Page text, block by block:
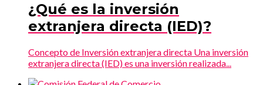
¿Qué es la inversión
extranjera directa (IED)?
Concepto de Inversión extranjera directa Una inversión
extranjera directa (IED) es una inversión realizada...